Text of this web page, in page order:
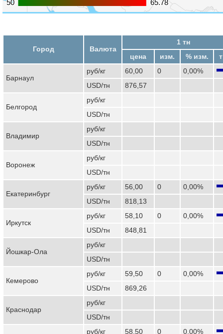
50
50 65.78
65.78
Город Валюта
1 тн
цена
изм. % изм.
Барнаул
руб/кг 60,00 0
0,00%
USD/тн
876,57
Белгород
руб/кг
USD/тн
Владимир
руб/кг
USD/тн
Воронеж
руб/кг
USD/тн
Екатеринбург
руб/кг 56,00 0
0,00%
USD/тн
818,13
Иркутск
руб/кг 58,10 0
0,00%
USD/тн
848,81
Йошкар-Ола
руб/кг
USD/тн
Кемерово
руб/кг 59,50 0
0,00%
USD/тн
869,26
Краснодар
руб/кг
USD/тн
руб/кг 58,50 0
0,00%